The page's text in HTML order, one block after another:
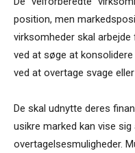
position, men
virksomheder skal
ved at søge at
ved at overtage svage
De skal udnytte deres
usikre marked kan vise
overtagelsesmuligheder.